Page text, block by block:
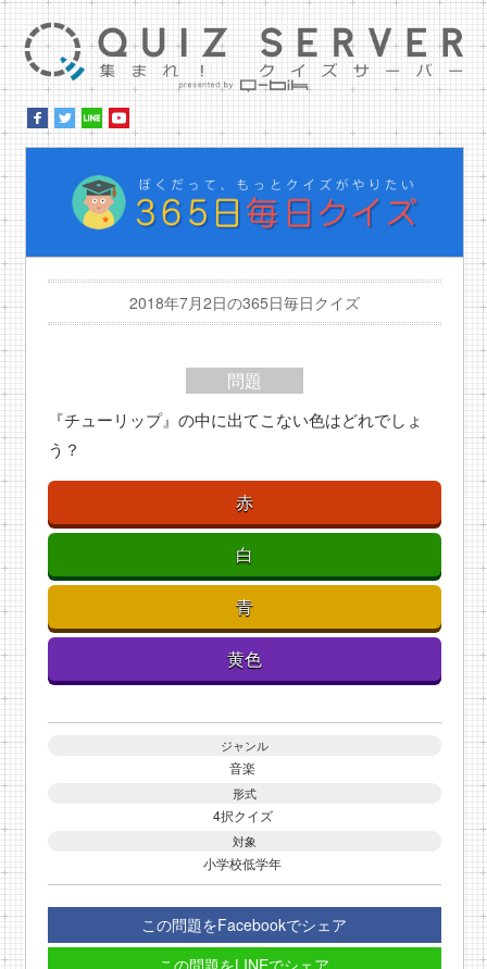
2018年7月2日の365日毎日クイズ
問題
『チューリップ』の中に出てこない色はどれでしょ
う？
赤
白
青
黄色
ジャンル
音楽
形式
4択クイズ
対象
小学校低学年
この問題をFacebookでシェア
この問題をLINEでシェア